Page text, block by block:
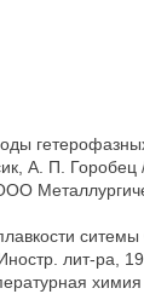
А. П.
лит-ра,